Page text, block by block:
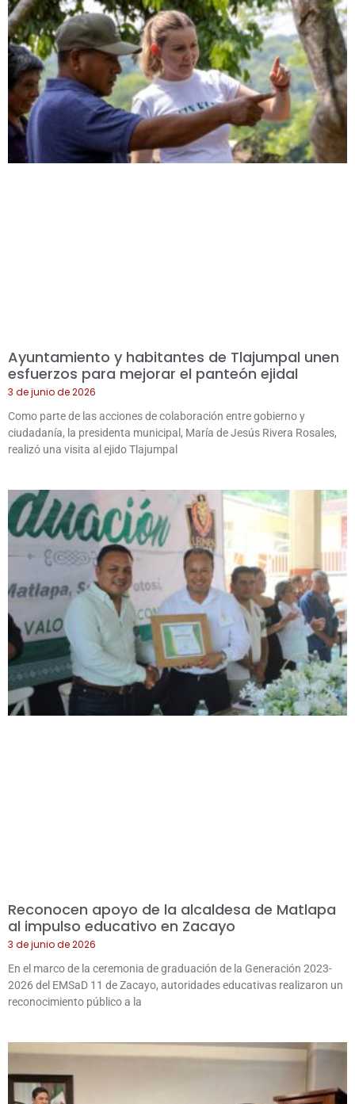
Ayuntamiento y habitantes de Tlajumpal unen
esfuerzos para mejorar el panteón ejidal
3 de junio de 2026
Como parte de las acciones de colaboración entre gobierno y
ciudadanía, la presidenta municipal, María de Jesús Rivera Rosales,
realizó una visita al ejido Tlajumpal
Reconocen apoyo de la alcaldesa de Matlapa
al impulso educativo en Zacayo
3 de junio de 2026
En el marco de la ceremonia de graduación de la Generación 2023-
2026 del EMSaD 11 de Zacayo, autoridades educativas realizaron un
reconocimiento público a la